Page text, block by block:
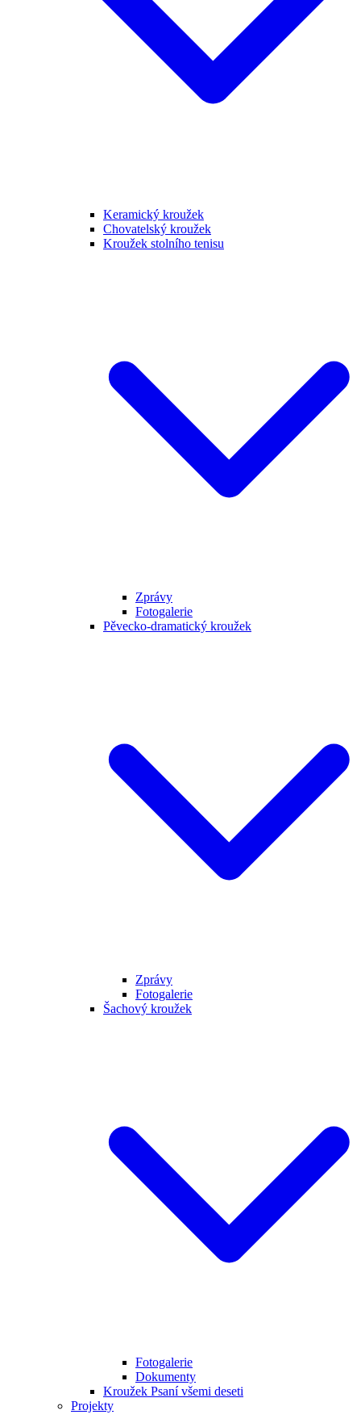
Keramický kroužek
Chovatelský kroužek
Kroužek stolního tenisu
Zprávy
Fotogalerie
Pěvecko-dramatický kroužek
Zprávy
Fotogalerie
Šachový kroužek
Fotogalerie
Dokumenty
Kroužek Psaní všemi deseti
Projekty